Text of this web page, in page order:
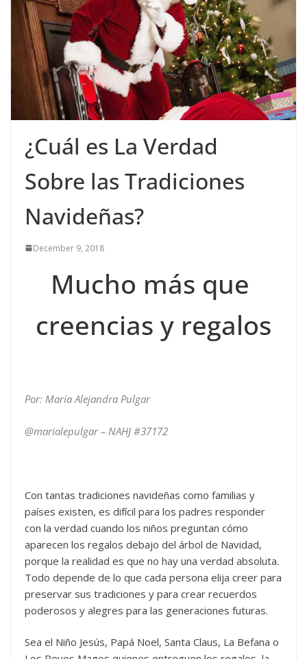
¿Cuál es La Verdad
Sobre las Tradiciones
Navideñas?
December 9, 2018
Mucho más que
creencias y regalos
Por: María Alejandra Pulgar
@marialepulgar – NAHJ #37172
Con tantas tradiciones navideñas como familias y
países existen, es difícil para los padres responder
con la verdad cuando los niños preguntan cómo
aparecen los regalos debajo del árbol de Navidad,
porque la realidad es que no hay una verdad absoluta.
Todo depende de lo que cada persona elija creer para
preservar sus tradiciones y para crear recuerdos
poderosos y alegres para las generaciones futuras.
Sea el Niño Jesús, Papá Noel, Santa Claus, La Befana o